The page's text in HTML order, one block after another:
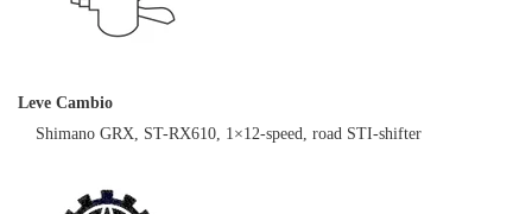
Leve Cambio
Shimano GRX, ST-RX610, 1×12-speed, road STI-shifter